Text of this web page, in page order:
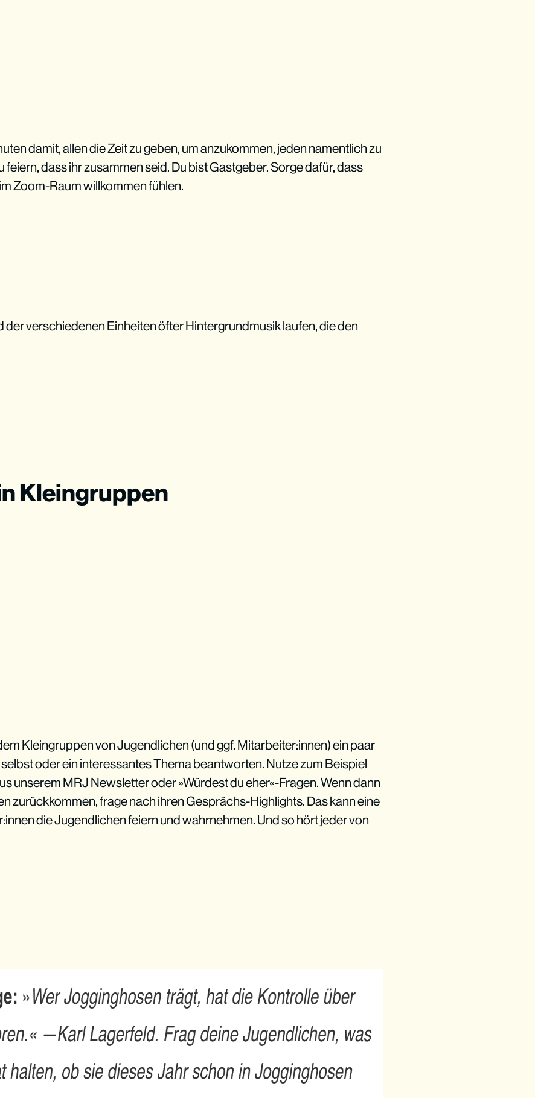
damit, allen die Zeit zu geben, um anzukommen, jeden namentlich zu
feiern, dass ihr zusammen seid. Du bist Gastgeber. Sorge dafür, dass
Zoom-Raum willkommen fühlen.
der verschiedenen Einheiten öfter Hintergrundmusik laufen, die den
Kleingruppen
Kleingruppen von Jugendlichen (und ggf. Mitarbeiter:innen) ein paar
oder ein interessantes Thema beantworten. Nutze zum Beispiel
unserem MRJ Newsletter oder »Würdest du eher«-Fragen. Wenn dann
zurückkommen, frage nach ihren Gesprächs-Highlights. Das kann eine
die Jugendlichen feiern und wahrnehmen. Und so hört jeder von